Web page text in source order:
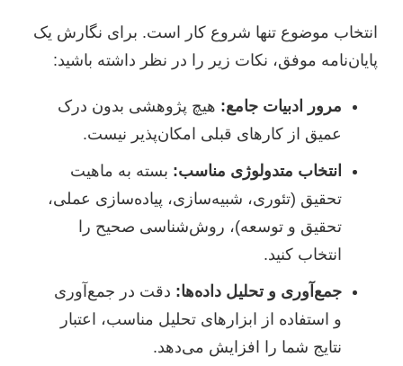
انتخاب موضوع تنها شروع کار است. برای نگارش یک
پایان‌نامه موفق، نکات زیر را در نظر داشته باشید:
مرور ادبیات جامع: هیچ پژوهشی بدون درک
عمیق از کارهای قبلی امکان‌پذیر نیست.
انتخاب متدولوژی مناسب: بسته به ماهیت
تحقیق (تئوری، شبیه‌سازی، پیاده‌سازی عملی،
تحقیق و توسعه)، روش‌شناسی صحیح را
انتخاب کنید.
جمع‌آوری و تحلیل داده‌ها: دقت در جمع‌آوری
و استفاده از ابزارهای تحلیل مناسب، اعتبار
نتایج شما را افزایش می‌دهد.